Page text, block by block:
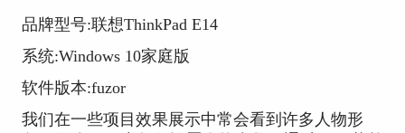
品牌型号:联想ThinkPad E14
系统:Windows 10家庭版
软件版本:fuzor
我们在一些项目效果展示中常会看到许多人物形